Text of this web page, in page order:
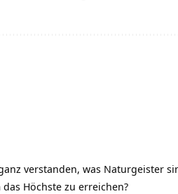
verstanden, was Naturgeister
Höchste zu erreichen?